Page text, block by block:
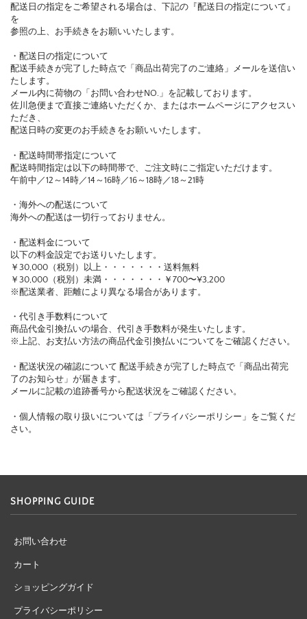
配送日の指定をご希望される場合は、下記の『配送日の指定について』
を
参照の上、お手続きをお願いいたします。
・配送日の指定について
配送手続きが完了した時点で「商品出荷完了のご連絡」メールを送信い
たします。
メール内に荷物の「お問い合わせNO.」を記載しております。
佐川急便まで直接ご連絡いただくか、またはホームページにアクセスい
ただき、
配送日時の変更のお手続きをお願いいたします。
・配送時間帯指定について
配送時間指定は以下の時間帯で、ご注文時にご指定いただけます。
午前中／12～14時／14～16時／16～18時／18～21時
・海外への配送について
海外への配送は一切行っておりません。
・配送料金について
以下の料金設定でお送りいたします。
￥30,000（税別）以上・・・・・・・送料無料
￥30,000（税別）未満・・・・・・・￥700〜¥3,200
※配送業者、距離により異なる場合があります。
・代引き手数料について
商品代金引換払いの場合、代引き手数料が発生いたします。
※上記、お支払い方法の商品代金引換払いについてをご確認ください。
・配送状況の確認について 配送手続きが完了した時点で「商品出荷完
了のお知らせ」が届きます。
メールに記載の追跡番号から配送状況をご確認ください。
・個人情報の取り扱いについては「プライバシーポリシー」をご覧くだ
さい。
SHOPPING GUIDE
お問い合わせ
カート
ショッピングガイド
プライバシーポリシー